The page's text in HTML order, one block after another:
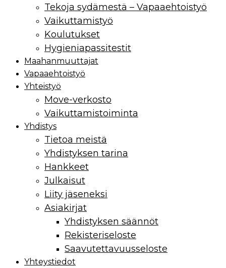
Tekoja sydämestä – Vapaaehtoistyö
Vaikuttamistyö
Koulutukset
Hygieniapassitestit
Maahan­muuttajat
Vapaaehtoistyö
Yhteistyö
Move-verkosto
Vaikuttamis­toiminta
Yhdistys
Tietoa meistä
Yhdistyksen tarina
Hankkeet
Julkaisut
Liity jäseneksi
Asiakirjat
Yhdistyksen säännöt
Rekisteriseloste
Saavutettavuusseloste
Yhteystiedot